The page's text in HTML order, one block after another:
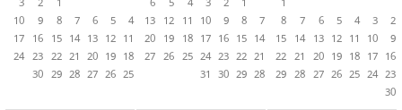
ي
ة
1
2
3
4
5
6
7
8
9
10
11
12
13
14
15
16
17
18
19
20
21
22
23
24
25
26
27
28
29
30
1
2
3
4
5
6
7
8
9
10
11
12
13
14
15
16
17
18
19
20
21
22
23
24
25
26
27
28
29
30
31
1
2
3
4
5
6
7
8
9
10
11
12
13
14
15
16
17
18
19
20
21
22
23
24
25
26
27
28
29
30